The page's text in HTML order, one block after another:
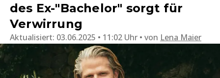
des Ex-"Bachelor" sorgt für
Verwirrung
Aktualisiert: 03.06.2025 • 11:02 Uhr von Lena Maier